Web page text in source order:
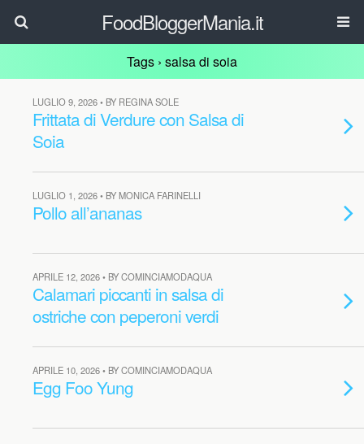
FoodBloggerMania.it
Tags › salsa di soia
LUGLIO 9, 2026 • BY REGINA SOLE
Frittata di Verdure con Salsa di
Soia
LUGLIO 1, 2026 • BY MONICA FARINELLI
Pollo all’ananas
APRILE 12, 2026 • BY COMINCIAMODAQUA
Calamari piccanti in salsa di
ostriche con peperoni verdi
APRILE 10, 2026 • BY COMINCIAMODAQUA
Egg Foo Yung